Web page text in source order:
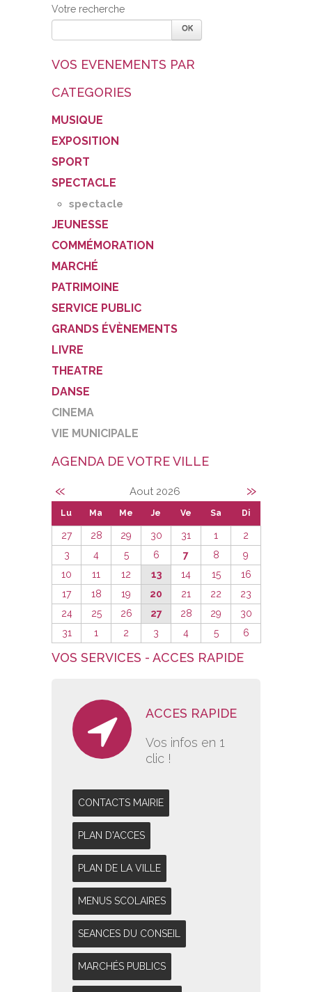
Votre recherche
VOS EVENEMENTS PAR
CATEGORIES
MUSIQUE
EXPOSITION
SPORT
SPECTACLE
spectacle
JEUNESSE
COMMÉMORATION
MARCHÉ
PATRIMOINE
SERVICE PUBLIC
GRANDS ÉVÈNEMENTS
LIVRE
THEATRE
DANSE
CINEMA
VIE MUNICIPALE
AGENDA DE VOTRE VILLE
« Aout 2026 »
Lu Ma Me Je Ve Sa Di
27 28 29 30 31 1
2
3
4 5 6 7 8
9
10
11 12 13 14 15
16
17
18 19 20 21 22
23
24
25 26 27 28 29
30
31
1 2 3 4 5 6
VOS SERVICES - ACCES RAPIDE
ACCES RAPIDE
Vos infos en 1
clic !
CONTACTS MAIRIE
PLAN D'ACCES
PLAN DE LA VILLE
MENUS SCOLAIRES
SEANCES DU CONSEIL
MARCHÉS PUBLICS